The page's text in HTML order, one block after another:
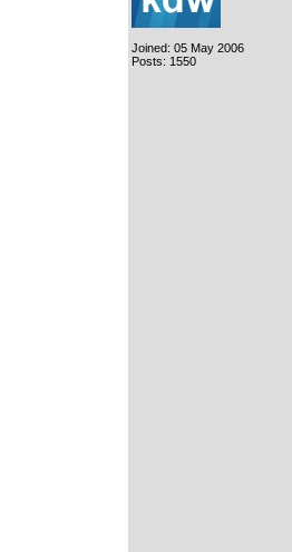
Joined: 05 May 2006
Posts: 1550